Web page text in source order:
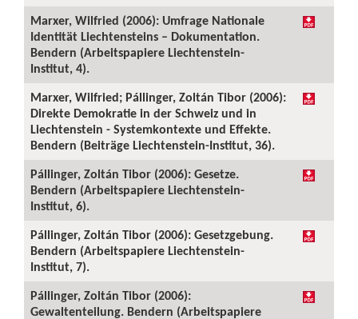
Marxer, Wilfried (2006): Umfrage Nationale
Identität Liechtensteins – Dokumentation.
Bendern (Arbeitspapiere Liechtenstein-
Institut, 4).
Marxer, Wilfried; Pállinger, Zoltán Tibor (2006):
Direkte Demokratie in der Schweiz und in
Liechtenstein - Systemkontexte und Effekte.
Bendern (Beiträge Liechtenstein-Institut, 36).
Pállinger, Zoltán Tibor (2006): Gesetze.
Bendern (Arbeitspapiere Liechtenstein-
Institut, 6).
Pállinger, Zoltán Tibor (2006): Gesetzgebung.
Bendern (Arbeitspapiere Liechtenstein-
Institut, 7).
Pállinger, Zoltán Tibor (2006):
Gewaltenteilung. Bendern (Arbeitspapiere